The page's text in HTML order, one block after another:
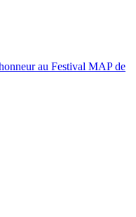
au Festival MAP de